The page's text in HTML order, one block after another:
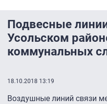
Подвесные
Усольском
коммунальных
18.10.2018 13:19
Воздушные линий связи